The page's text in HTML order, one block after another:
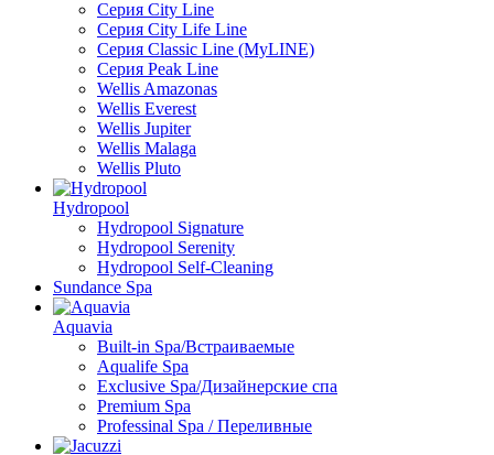
Серия City Line
Серия City Life Line
Серия Classic Line (MyLINE)
Серия Peak Line
Wellis Amazonas
Wellis Everest
Wellis Jupiter
Wellis Malaga
Wellis Pluto
Hydropool
Hydropool Signature
Hydropool Serenity
Hydropool Self-Сleaning
Sundance Spa
Aquavia
Built-in Spa/Встраиваемые
Aqualife Spa
Exclusive Spa/Дизайнерские спа
Premium Spa
Professinal Spa / Переливные